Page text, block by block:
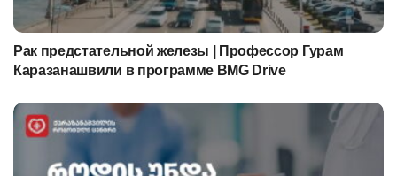
Рак предстательной железы | Профессор Гурам
Каразанашвили в программе BMG Drive